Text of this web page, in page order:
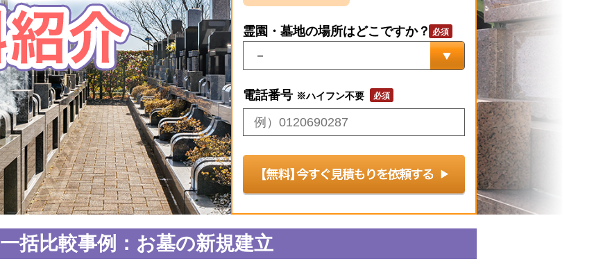
霊園・墓地の場所はどこですか？
電話番号 ※ハイフン不要
一括比較事例：お墓の新規建立